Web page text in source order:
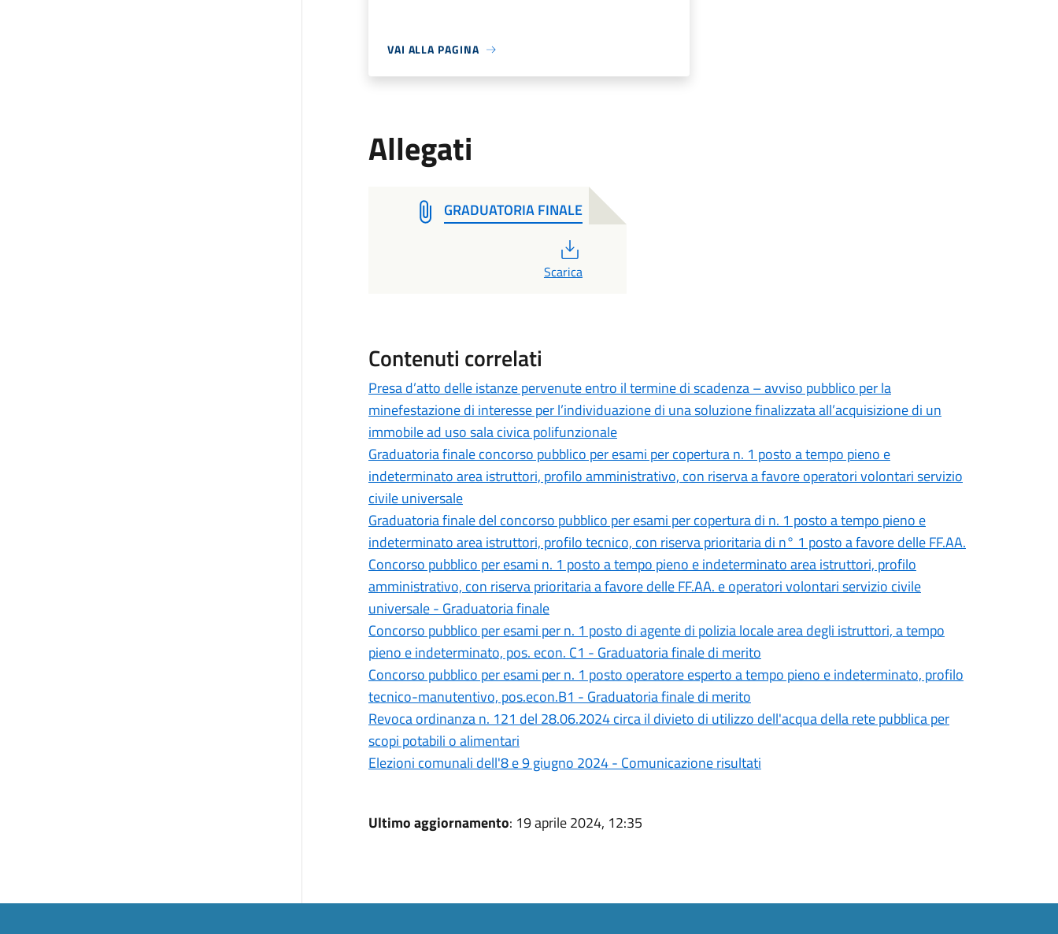
VAI ALLA PAGINA
Allegati
GRADUATORIA FINALE
Scarica
Contenuti correlati
Presa d’atto delle istanze pervenute entro il termine di scadenza – avviso pubblico per la
minefestazione di interesse per l’individuazione di una soluzione finalizzata all’acquisizione di un
immobile ad uso sala civica polifunzionale
Graduatoria finale concorso pubblico per esami per copertura n. 1 posto a tempo pieno e
indeterminato area istruttori, profilo amministrativo, con riserva a favore operatori volontari servizio
civile universale
Graduatoria finale del concorso pubblico per esami per copertura di n. 1 posto a tempo pieno e
indeterminato area istruttori, profilo tecnico, con riserva prioritaria di n° 1 posto a favore delle FF.AA.
Concorso pubblico per esami n. 1 posto a tempo pieno e indeterminato area istruttori, profilo
amministrativo, con riserva prioritaria a favore delle FF.AA. e operatori volontari servizio civile
universale - Graduatoria finale
Concorso pubblico per esami per n. 1 posto di agente di polizia locale area degli istruttori, a tempo
pieno e indeterminato, pos. econ. C1 - Graduatoria finale di merito
Concorso pubblico per esami per n. 1 posto operatore esperto a tempo pieno e indeterminato, profilo
tecnico-manutentivo, pos.econ.B1 - Graduatoria finale di merito
Revoca ordinanza n. 121 del 28.06.2024 circa il divieto di utilizzo dell'acqua della rete pubblica per
scopi potabili o alimentari
Elezioni comunali dell'8 e 9 giugno 2024 - Comunicazione risultati
Ultimo aggiornamento: 19 aprile 2024, 12:35